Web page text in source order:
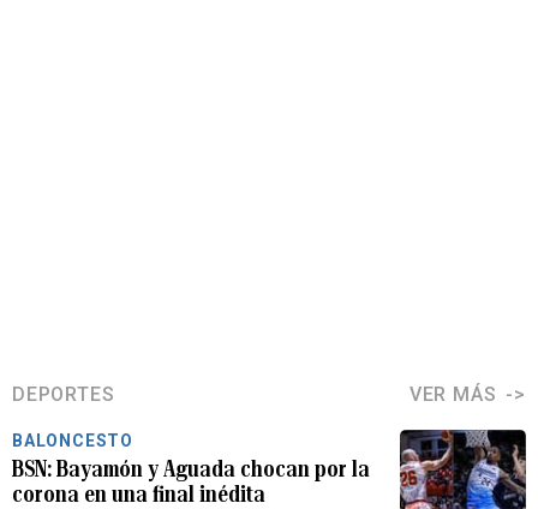
DEPORTES VER MÁS
BALONCESTO
BSN: Bayamón y Aguada chocan por la
corona en una final inédita